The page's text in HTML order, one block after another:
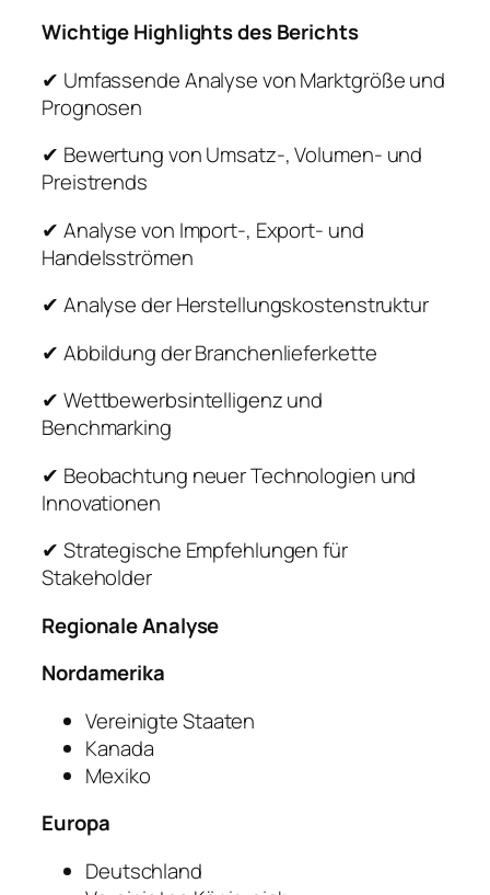
Wichtige Highlights des Berichts
✔ Umfassende Analyse von Marktgröße und
Prognosen
✔ Bewertung von Umsatz-, Volumen- und
Preistrends
✔ Analyse von Import-, Export- und
Handelsströmen
✔ Analyse der Herstellungskostenstruktur
✔ Abbildung der Branchenlieferkette
✔ Wettbewerbsintelligenz und
Benchmarking
✔ Beobachtung neuer Technologien und
Innovationen
✔ Strategische Empfehlungen für
Stakeholder
Regionale Analyse
Nordamerika
Vereinigte Staaten
Kanada
Mexiko
Europa
Deutschland